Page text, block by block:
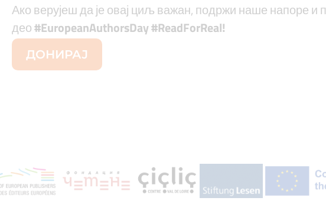
Ако верујеш да је овај циљ важан, подржи наше напоре и
део#EuropeanAuthorsDay #ReadForReal!
ДОНИРАЈ